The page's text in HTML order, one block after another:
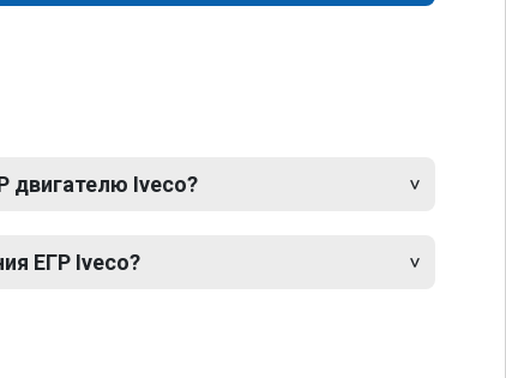
двигателю Iveco?
ЕГР Iveco?